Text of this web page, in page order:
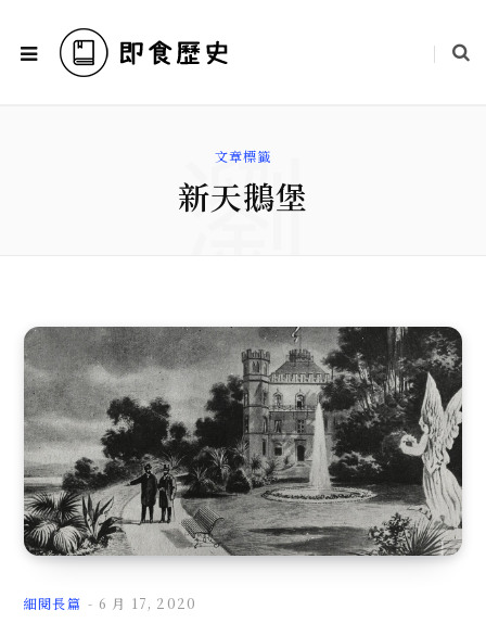
文章標籤
新天鵝堡
瀏
覽
細閱長篇 6 月 17, 2020